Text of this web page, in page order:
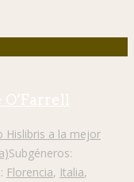
Hislibris a la mejor
Subgéneros:
Florencia, Italia,